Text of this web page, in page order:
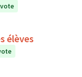
élèves